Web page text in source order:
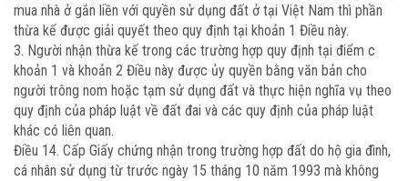
mua nhà ở gắn liền với quyền sử dụng đất ở tại Việt Nam thì phần
thừa kế được giải quyết theo quy định tại khoản 1 Điều này.
3. Người nhận thừa kế trong các trường hợp quy định tại điểm c
khoản 1 và khoản 2 Điều này được ủy quyền bằng văn bản cho
người trông nom hoặc tạm sử dụng đất và thực hiện nghĩa vụ theo
quy định của pháp luật về đất đai và các quy định của pháp luật
khác có liên quan.
Điều 14. Cấp Giấy chứng nhận trong trường hợp đất do hộ gia đình,
cá nhân sử dụng từ trước ngày 15 tháng 10 năm 1993 mà không